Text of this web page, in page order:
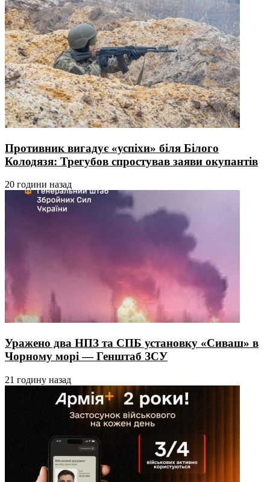
Противник вигадує «успіхи» біля Білого
Колодязя: Трегубов спростував заяви окупантів
20 години назад
Уражено два НПЗ та СПБ установку «Сиваш» в
Чорному морі — Генштаб ЗСУ
21 годину назад